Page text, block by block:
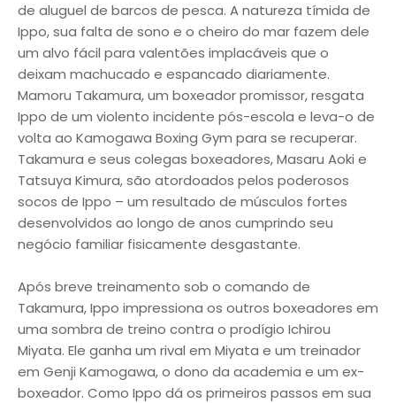
de aluguel de barcos de pesca. A natureza tímida de
Ippo, sua falta de sono e o cheiro do mar fazem dele
um alvo fácil para valentões implacáveis que o
deixam machucado e espancado diariamente.
Mamoru Takamura, um boxeador promissor, resgata
Ippo de um violento incidente pós-escola e leva-o de
volta ao Kamogawa Boxing Gym para se recuperar.
Takamura e seus colegas boxeadores, Masaru Aoki e
Tatsuya Kimura, são atordoados pelos poderosos
socos de Ippo – um resultado de músculos fortes
desenvolvidos ao longo de anos cumprindo seu
negócio familiar fisicamente desgastante.
Após breve treinamento sob o comando de
Takamura, Ippo impressiona os outros boxeadores em
uma sombra de treino contra o prodígio Ichirou
Miyata. Ele ganha um rival em Miyata e um treinador
em Genji Kamogawa, o dono da academia e um ex-
boxeador. Como Ippo dá os primeiros passos em sua